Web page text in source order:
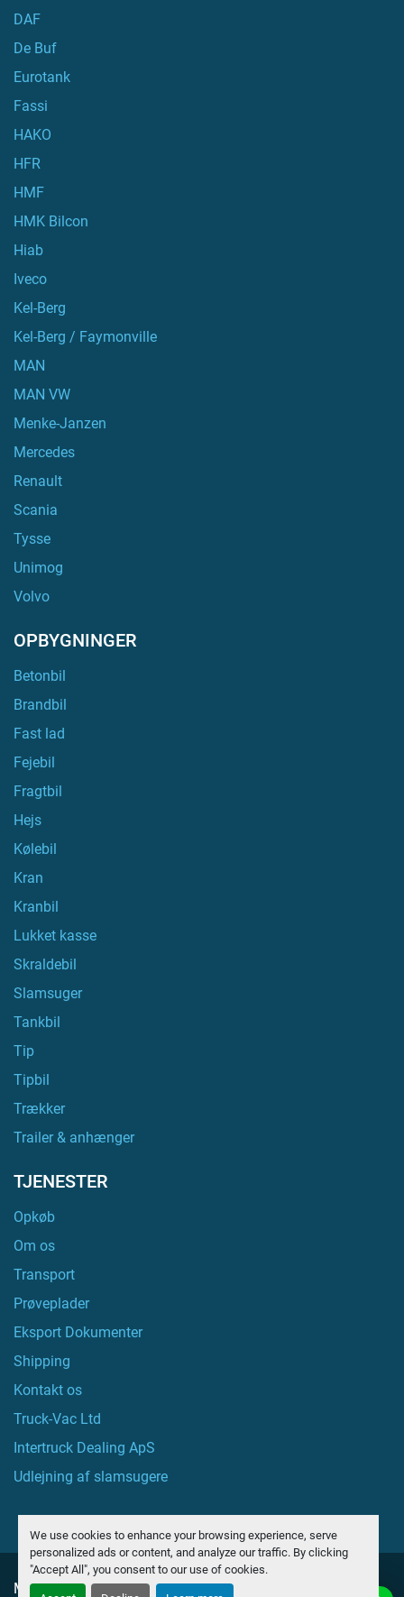
We use cookies to enhance your browsing experience, serve
personalized ads or content, and analyze our traffic. By clicking
"Accept All", you consent to our use of cookies.
DAF
De Buf
Eurotank
Fassi
HAKO
HFR
HMF
HMK Bilcon
Hiab
Iveco
Kel-Berg
Kel-Berg / Faymonville
MAN
MAN VW
Menke-Janzen
Mercedes
Renault
Scania
Tysse
Unimog
Volvo
OPBYGNINGER
Betonbil
Brandbil
Fast lad
Fejebil
Fragtbil
Hejs
Kølebil
Kran
Kranbil
Lukket kasse
Skraldebil
Slamsuger
Tankbil
Tip
Tipbil
Trækker
Trailer & anhænger
TJENESTER
Opkøb
Om os
Transport
Prøveplader
Eksport Dokumenter
Shipping
Kontakt os
Truck-Vac Ltd
Intertruck Dealing ApS
Udlejning af slamsugere
Manage Cookies